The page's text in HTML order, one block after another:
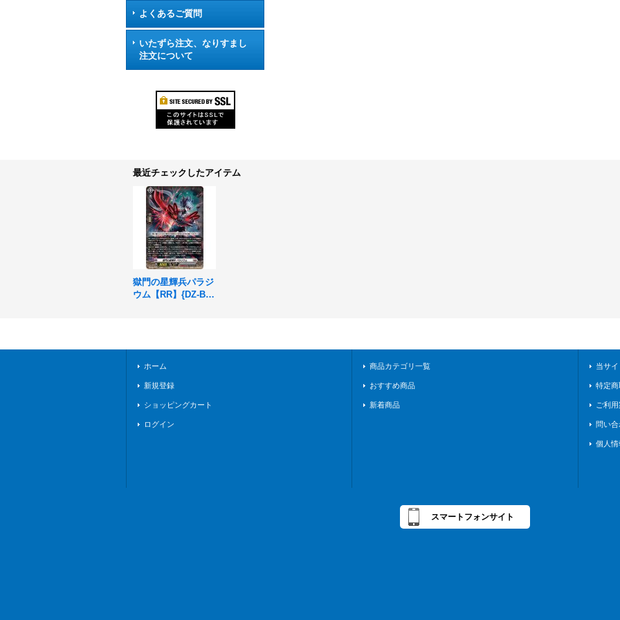
よくあるご質問
いたずら注文、なりすまし
注文について
最近チェックしたアイテム
獄門の星輝兵パラジ
ウム【RR】{DZ-BT1
ホーム
新規登録
ショッピングカート
ログイン
商品カテゴリ一覧
おすすめ商品
新着商品
当サ
特定
ご利
問い合
個人
スマートフォンサイト